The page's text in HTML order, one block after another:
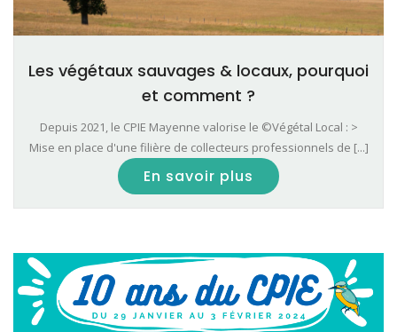
Les végétaux sauvages & locaux, pourquoi
et comment ?
Depuis 2021, le CPIE Mayenne valorise le ©Végétal Local : >
Mise en place d'une filière de collecteurs professionnels de [...]
En savoir plus